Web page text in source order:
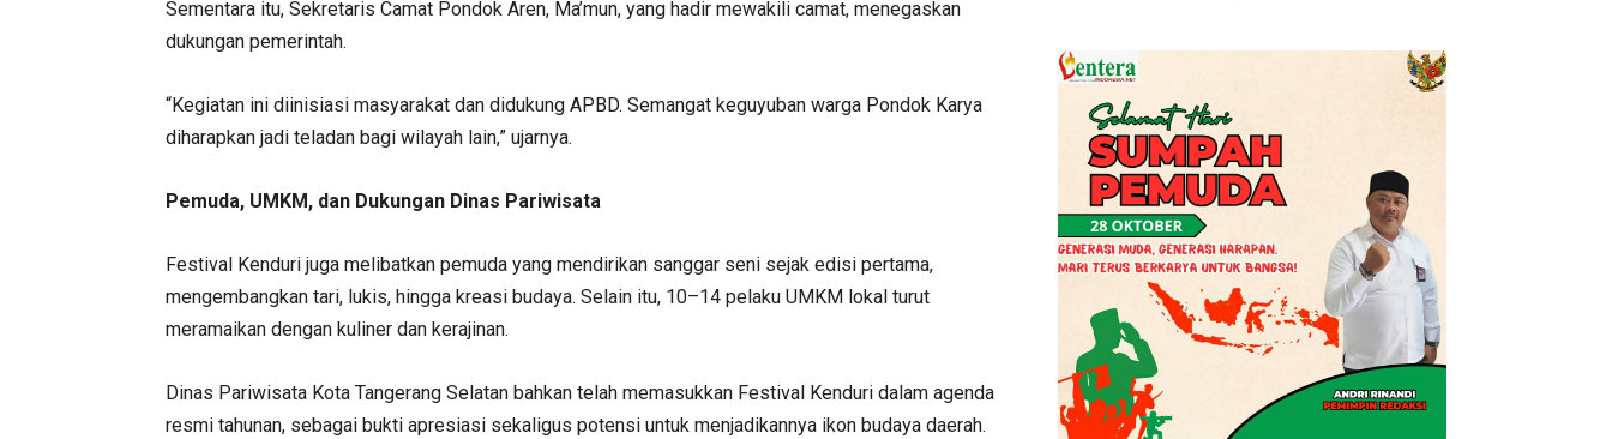
Sementara itu, Sekretaris Camat Pondok Aren, Ma’mun, yang hadir mewakili camat, menegaskan
dukungan pemerintah.
“Kegiatan ini diinisiasi masyarakat dan didukung APBD. Semangat keguyuban warga Pondok Karya
diharapkan jadi teladan bagi wilayah lain,” ujarnya.
Pemuda, UMKM, dan Dukungan Dinas Pariwisata
Festival Kenduri juga melibatkan pemuda yang mendirikan sanggar seni sejak edisi pertama,
mengembangkan tari, lukis, hingga kreasi budaya. Selain itu, 10–14 pelaku UMKM lokal turut
meramaikan dengan kuliner dan kerajinan.
Dinas Pariwisata Kota Tangerang Selatan bahkan telah memasukkan Festival Kenduri dalam agenda
resmi tahunan, sebagai bukti apresiasi sekaligus potensi untuk menjadikannya ikon budaya daerah.